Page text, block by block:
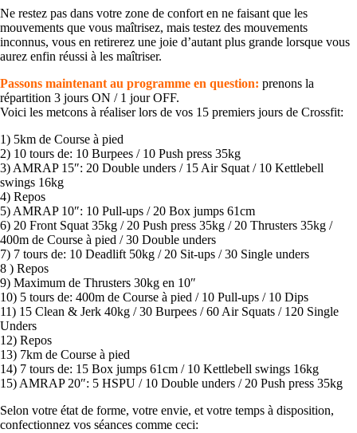
Ne restez pas dans votre zone de confort en ne faisant que les
mouvements que vous maîtrisez, mais testez des mouvements
inconnus, vous en retirerez une joie d’autant plus grande lorsque vous
aurez enfin réussi à les maîtriser.
Passons maintenant au programme en question: prenons la
répartition 3 jours ON / 1 jour OFF.
Voici les metcons à réaliser lors de vos 15 premiers jours de Crossfit:
1) 5km de Course à pied
2) 10 tours de: 10 Burpees / 10 Push press 35kg
3) AMRAP 15″: 20 Double unders / 15 Air Squat / 10 Kettlebell
swings 16kg
4) Repos
5) AMRAP 10″: 10 Pull-ups / 20 Box jumps 61cm
6) 20 Front Squat 35kg / 20 Push press 35kg / 20 Thrusters 35kg /
400m de Course à pied / 30 Double unders
7) 7 tours de: 10 Deadlift 50kg / 20 Sit-ups / 30 Single unders
8 ) Repos
9) Maximum de Thrusters 30kg en 10″
10) 5 tours de: 400m de Course à pied / 10 Pull-ups / 10 Dips
11) 15 Clean & Jerk 40kg / 30 Burpees / 60 Air Squats / 120 Single
Unders
12) Repos
13) 7km de Course à pied
14) 7 tours de: 15 Box jumps 61cm / 10 Kettlebell swings 16kg
15) AMRAP 20″: 5 HSPU / 10 Double unders / 20 Push press 35kg
Selon votre état de forme, votre envie, et votre temps à disposition,
confectionnez vos séances comme ceci: